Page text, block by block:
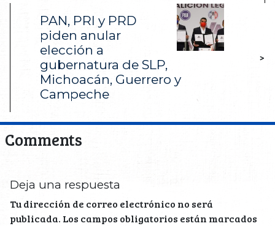
PAN, PRI y PRD
piden anular
elección a
gubernatura de SLP,
Michoacán, Guerrero y
Campeche
>
Comments
Deja una respuesta
Tu dirección de correo electrónico no será
publicada. Los campos obligatorios están marcados